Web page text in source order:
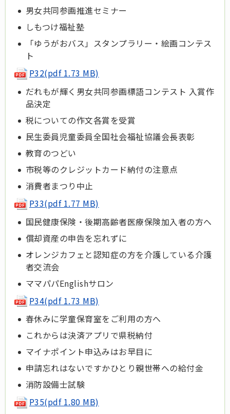
男女共同参画推進セミナー
しもつけ福祉塾
「ゆうがおバス」スタンプラリー・絵画コンテス
ト
P32(pdf 1.73 MB)
だれもが輝く男女共同参画標語コンテスト 入賞作
品決定
税についての作文各賞を受賞
民生委員児童委員全国社会福祉協議会長表彰
教育のつどい
市税等のクレジットカード納付の注意点
消費者まつり中止
P33(pdf 1.77 MB)
国民健康保険・後期高齢者医療保険加入者の方へ
償却資産の申告を忘れずに
オレンジカフェと認知症の方を介護している介護
者交流会
ママパパEnglishサロン
P34(pdf 1.73 MB)
春休みに学童保育室をご利用の方へ
これからは決済アプリで県税納付
マイナポイント申込みはお早目に
申請忘れはないですかひとり親世帯への給付金
消防設備士試験
P35(pdf 1.80 MB)